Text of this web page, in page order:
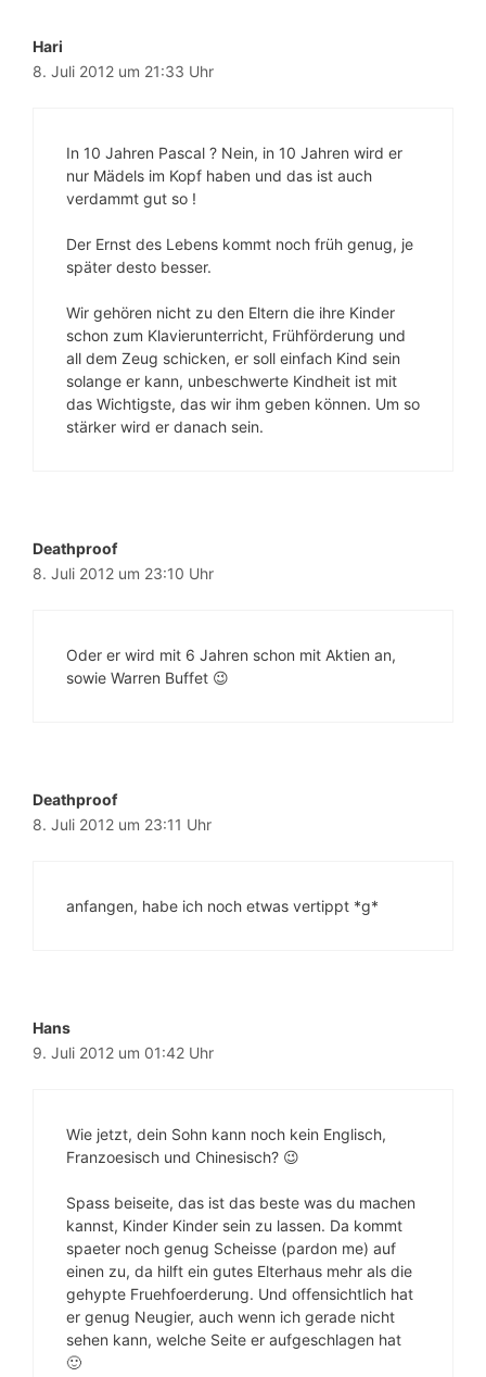
Hari
8. Juli 2012 um 21:33 Uhr
In 10 Jahren Pascal ? Nein, in 10 Jahren wird er
nur Mädels im Kopf haben und das ist auch
verdammt gut so !
Der Ernst des Lebens kommt noch früh genug, je
später desto besser.
Wir gehören nicht zu den Eltern die ihre Kinder
schon zum Klavierunterricht, Frühförderung und
all dem Zeug schicken, er soll einfach Kind sein
solange er kann, unbeschwerte Kindheit ist mit
das Wichtigste, das wir ihm geben können. Um so
stärker wird er danach sein.
Deathproof
8. Juli 2012 um 23:10 Uhr
Oder er wird mit 6 Jahren schon mit Aktien an,
sowie Warren Buffet 😉
Deathproof
8. Juli 2012 um 23:11 Uhr
anfangen, habe ich noch etwas vertippt *g*
Hans
9. Juli 2012 um 01:42 Uhr
Wie jetzt, dein Sohn kann noch kein Englisch,
Franzoesisch und Chinesisch? 😉
Spass beiseite, das ist das beste was du machen
kannst, Kinder Kinder sein zu lassen. Da kommt
spaeter noch genug Scheisse (pardon me) auf
einen zu, da hilft ein gutes Elterhaus mehr als die
gehypte Fruehfoerderung. Und offensichtlich hat
er genug Neugier, auch wenn ich gerade nicht
sehen kann, welche Seite er aufgeschlagen hat
🙂